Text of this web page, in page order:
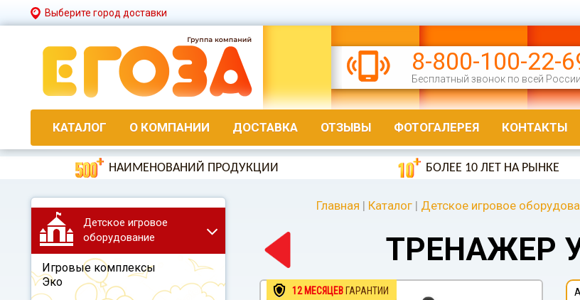
Выберите город доставки
8-800-100-22-
Бесплатный звонок по всей России
КАТАЛОГ О КОМПАНИИ ДОСТАВКА ОТЗЫВЫ ФОТОГАЛЕРЕЯ КОНТАКТЫ
НАИМЕНОВАНИЙ ПРОДУКЦИИ БОЛЕЕ 10 ЛЕТ НА РЫНКЕ
Детское игровое
оборудование
Игровые комплексы
Эко
Главная | Каталог | Детское игровое
ТРЕНАЖЕР
12 МЕСЯЦЕВ ГАРАНТИИ